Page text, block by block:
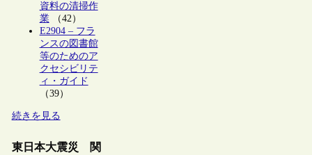
資料の清掃作
業（42）
E2904 – フラ
ンスの図書館
等のためのア
クセシビリテ
ィ・ガイド
（39）
続きを見る
東日本大震災 関